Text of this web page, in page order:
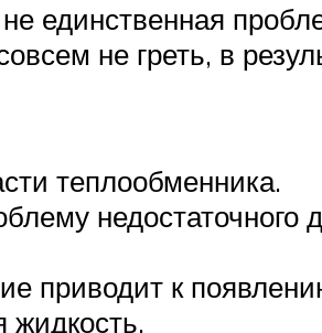
единственная
не греть, в
теплообменника.
недостаточного
приводит к
жидкость.